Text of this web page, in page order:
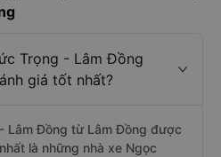
Trọng - Lâm Đồng
giá tốt nhất?
Lâm Đồng từ Lâm Đồng được
là những nhà xe Ngọc